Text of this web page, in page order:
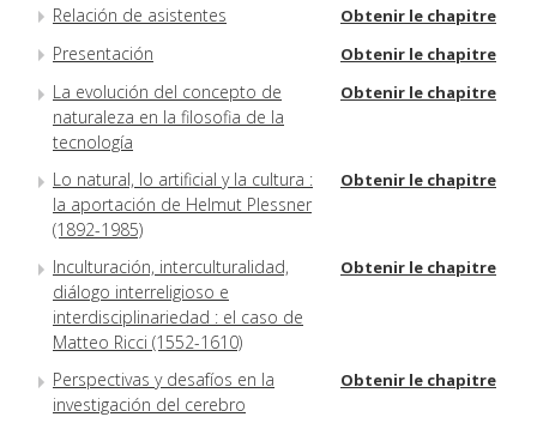
Relación de asistentes Obtenir le chapitre
Presentación Obtenir le chapitre
La evolución del concepto de
naturaleza en la filosofia de la
tecnología
Obtenir le chapitre
Lo natural, lo artificial y la cultura :
la aportación de Helmut Plessner
(1892-1985)
Obtenir le chapitre
Inculturación, interculturalidad,
diálogo interreligioso e
interdisciplinariedad : el caso de
Matteo Ricci (1552-1610)
Obtenir le chapitre
Perspectivas y desafíos en la
investigación del cerebro
Obtenir le chapitre